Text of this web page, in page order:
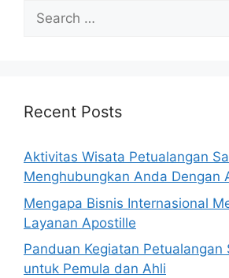
Search
for:
Recent Posts
Aktivitas Wisata Petualangan
Menghubungkan Anda Dengan
Mengapa Bisnis Internasional
Layanan Apostille
Panduan Kegiatan Petualangan
untuk Pemula dan Ahli